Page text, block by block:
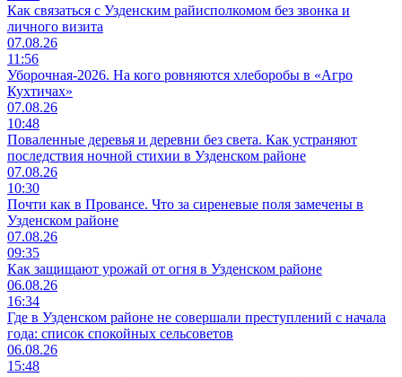
Как связаться с Узденским райисполкомом без звонка и
личного визита
07.08.26
11:56
Уборочная-2026. На кого ровняются хлеборобы в «Агро
Кухтичах»
07.08.26
10:48
Поваленные деревья и деревни без света. Как устраняют
последствия ночной стихии в Узденском районе
07.08.26
10:30
Почти как в Провансе. Что за сиреневые поля замечены в
Узденском районе
07.08.26
09:35
Как защищают урожай от огня в Узденском районе
06.08.26
16:34
Где в Узденском районе не совершали преступлений с начала
года: список спокойных сельсоветов
06.08.26
15:48